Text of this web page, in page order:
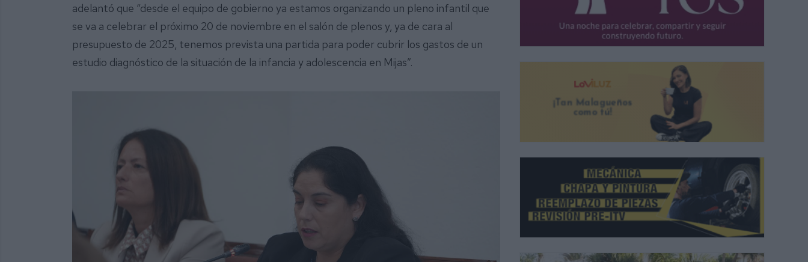
adelantó que “desde el equipo de gobierno ya estamos organizando un pleno infantil que
se va a celebrar el próximo 20 de noviembre en el salón de plenos y, ya de cara al
presupuesto de 2025, tenemos prevista una partida para poder cubrir los gastos de un
estudio diagnóstico de la situación de la infancia y adolescencia en Mijas”.